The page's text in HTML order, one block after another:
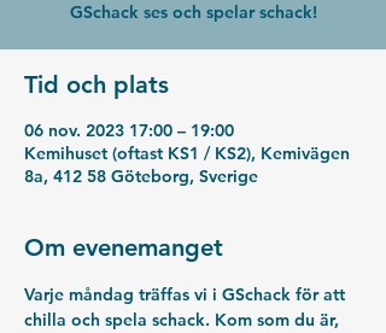
GSchack ses och spelar schack!
Tid och plats
06 nov. 2023 17:00 – 19:00
Kemihuset (oftast KS1 / KS2), Kemivägen
8a, 412 58 Göteborg, Sverige
Om evenemanget
Varje måndag träffas vi i GSchack för att
chilla och spela schack. Kom som du är,